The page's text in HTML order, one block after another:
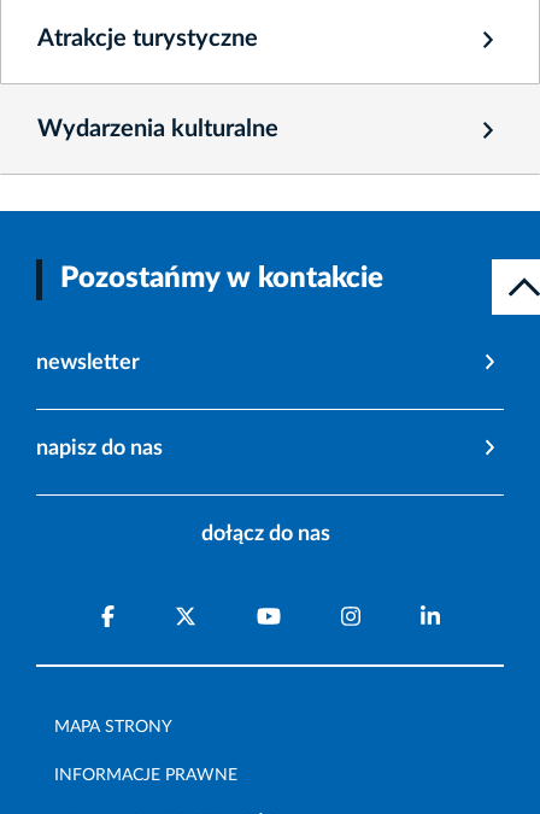
Atrakcje turystyczne
Wydarzenia kulturalne
Pozostańmy w kontakcie
newsletter
napisz do nas
dołącz do nas
MAPA STRONY
INFORMACJE PRAWNE